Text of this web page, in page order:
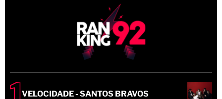
VELOCIDADE - SANTOS BRAVOS